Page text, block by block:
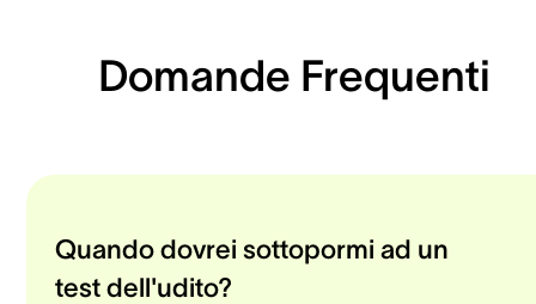
Domande Frequenti
Quando dovrei sottopormi ad un
test dell'udito?